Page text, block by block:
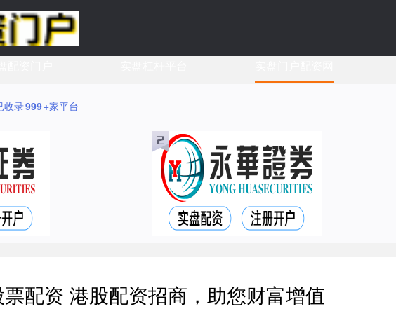
收录999+家平台
配资 港股配资招商，助您财富增值